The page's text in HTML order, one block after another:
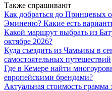
Также спрашивают
Как добраться до Принцевых
Эминеню? Какие есть
Какой маршрут выбрать из
октябре 2026?
Куда съездить из Чамьивы в
самостоятельных путешествий
Где в Кемере найти
европейскими брендами?
Актуальная стоимость грамма